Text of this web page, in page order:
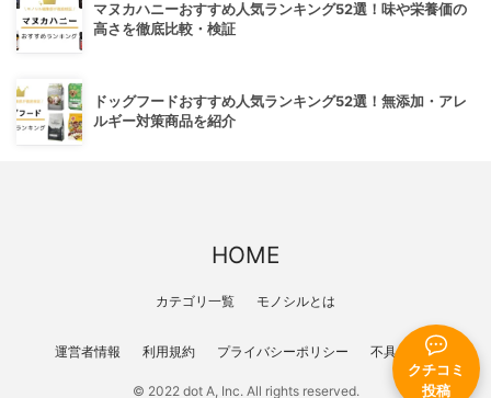
クチコミ
投稿
マヌカハニーおすすめ人気ランキング52選！味や栄養価の
高さを徹底比較・検証
ドッグフードおすすめ人気ランキング52選！無添加・アレ
ルギー対策商品を紹介
HOME
カテゴリ一覧 モノシルとは
運営者情報 利用規約 プライバシーポリシー 不具合報告
© 2022 dot A, Inc. All rights reserved.